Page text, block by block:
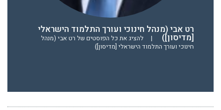
רט אבי (מנהל חינוכי ועורך התלמוד הישראלי
[מדיסון]) |
להציג את כל הפוסטים של רט אבי (מנהל
חינוכי ועורך התלמוד הישראלי [מדיסון])